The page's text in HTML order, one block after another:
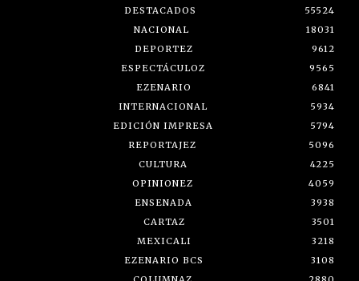
DESTACADOS
55524
NACIONAL
18031
DEPORTEZ
9612
ESPECTÁCULOZ
9565
EZENARIO
6841
INTERNACIONAL
5934
EDICIÓN IMPRESA
5794
REPORTAJEZ
5096
CULTURA
4225
OPINIONEZ
4059
ENSENADA
3938
CARTAZ
3501
MEXICALI
3218
EZENARIO BCS
3108